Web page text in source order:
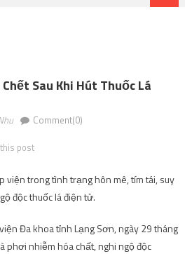
Sau Khi Hút Thuốc Lá
Comment(0)
post
viện trong tình trạng hôn mê, tím tái, suy
độc thuốc lá điện tử.
Đa khoa tỉnh Lạng Sơn, ngày 29 tháng
phơi nhiễm hóa chất, nghi ngộ độc